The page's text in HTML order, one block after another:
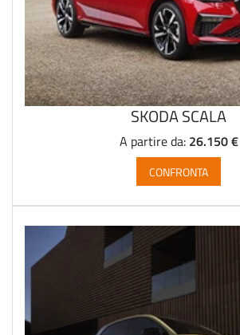
SKODA SCALA
A partire da: 26.150 €
CONFRONTA